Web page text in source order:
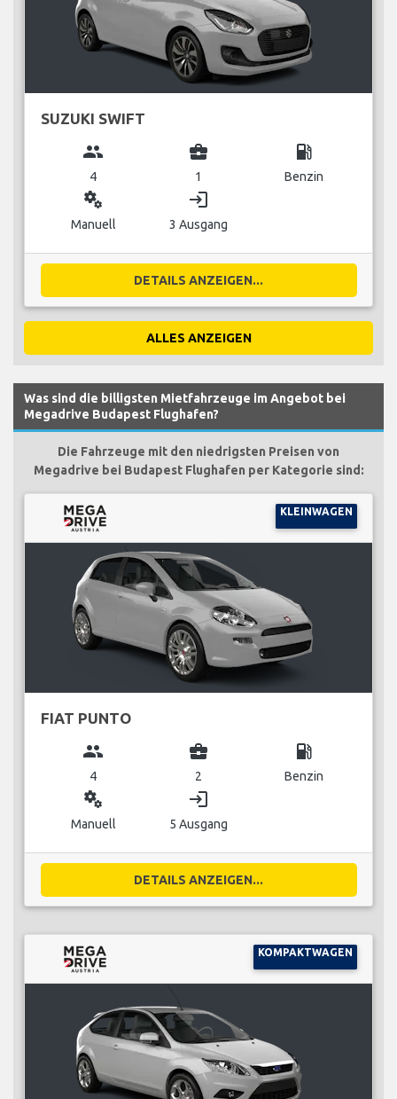
SUZUKI SWIFT
group
4
business_center
1
local_gas_station
Benzin
miscellaneous_services
Manuell
login
3 Ausgang
DETAILS ANZEIGEN...
ALLES ANZEIGEN
Was sind die billigsten Mietfahrzeuge im Angebot bei
Megadrive Budapest Flughafen?
Die Fahrzeuge mit den niedrigsten Preisen von
Megadrive bei Budapest Flughafen per Kategorie sind:
KLEINWAGEN
FIAT PUNTO
group
4
business_center
2
local_gas_station
Benzin
miscellaneous_services
Manuell
login
5 Ausgang
DETAILS ANZEIGEN...
KOMPAKTWAGEN